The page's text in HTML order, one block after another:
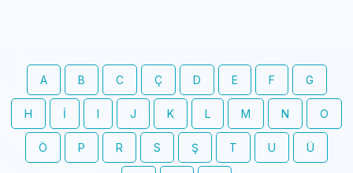
A B C Ç D E F G
H İ I J K L M N O
Ö P R S Ş T U Ü